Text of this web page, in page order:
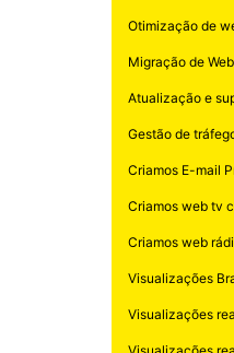
Otimização de
Migração de
Atualização e
Gestão de
Criamos E-mail
Criamos web tv
Criamos web
Visualizações
Visualizações